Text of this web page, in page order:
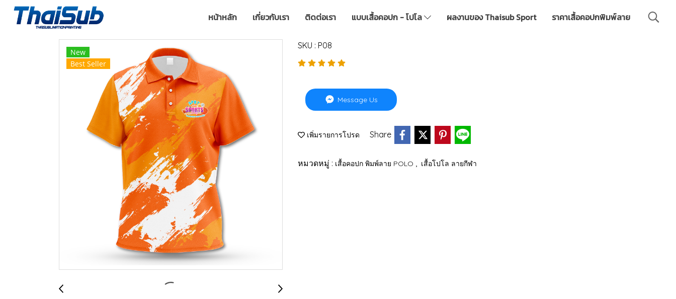
หน้าหลัก เกี่ยวกับเรา ติดต่อเรา แบบเสื้อคอปก - โปโล ผลงานของ Thaisub Sport ราคาเสื้อคอปกพิมพ์ลาย
New
Best Seller
SKU : P08
Message Us
เพิ่มรายการโปรด Share
หมวดหมู่ : เสื้อคอปก พิมพ์ลาย POLO เสื้อโปโล ลายกีฬา